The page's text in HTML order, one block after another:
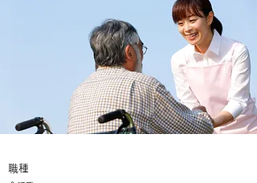
職種